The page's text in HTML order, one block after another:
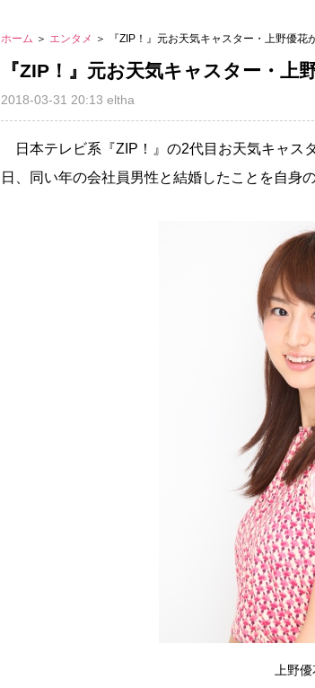
ホーム ＞ エンタメ ＞ 『ZIP！』元お天気キャスター・上野優花
『ZIP！』元お天気キャスター・上
2018-03-31 20:13 eltha
日本テレビ系『ZIP！』の2代目お天気キャス
日、同い年の会社員男性と結婚したことを自身
上野